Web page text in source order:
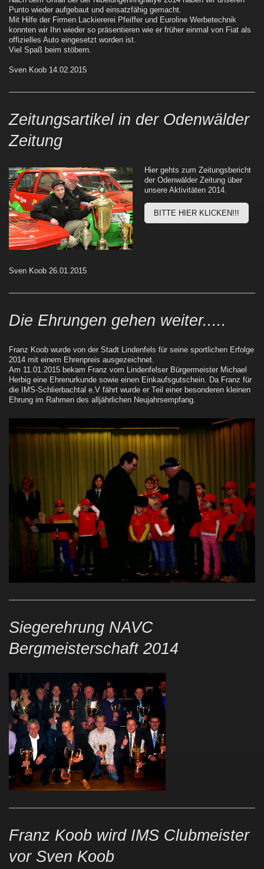
Punto wieder aufgebaut und einsatzfähig gemacht.
Mit Hilfe der Firmen Lackiererei Pfeiffer und Euroline Werbetechnik
konnten wir Ihn wieder so präsentieren wie er früher einmal von Fiat als
offizielles Auto eingesetzt worden ist.
Viel Spaß beim stöbern.
Sven Koob 14.02.2015
Zeitungsartikel in der Odenwälder
Zeitung
Hier gehts zum Zeitungsbericht
der Odenwälder Zeitung über
unsere Aktivitäten 2014.
BITTE HIER KLICKEN!!!
Sven Koob 26.01.2015
Die Ehrungen gehen weiter.....
Franz Koob wurde von der Stadt Lindenfels für seine sportlichen Erfolge
2014 mit einem Ehrenpreis ausgezeichnet.
Am 11.01.2015 bekam Franz vom Lindenfelser Bürgermeister Michael
Herbig eine Ehrenurkunde sowie einen Einkaufsgutschein. Da Franz für
die IMS-Schlierbachtal e.V fährt wurde er Teil einer besonderen kleinen
Ehrung im Rahmen des alljährlichen Neujahrsempfang.
Siegerehrung NAVC
Bergmeisterschaft 2014
Franz Koob wird IMS Clubmeister
vor Sven Koob